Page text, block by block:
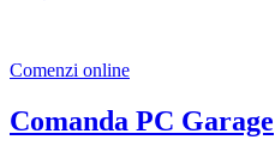
Comenzi online
Comanda PC Garage